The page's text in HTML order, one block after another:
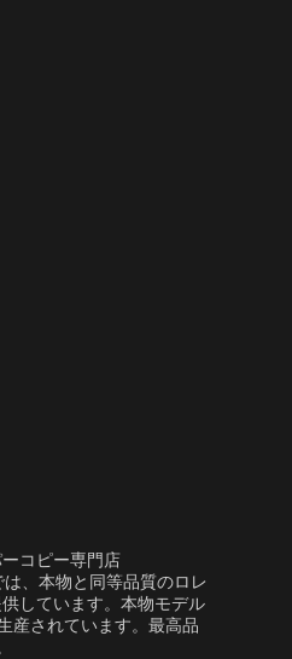
コピー専門店
、本物と同等品質のロレ
しています。本物モデル
産されています。最高品